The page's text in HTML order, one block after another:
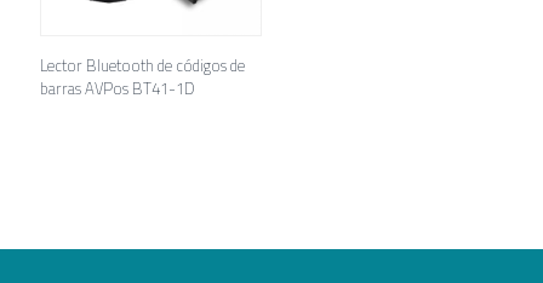
Lector Bluetooth de códigos de
barras AVPos BT41-1D